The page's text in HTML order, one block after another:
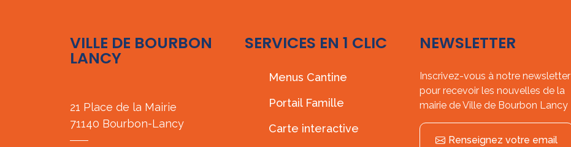
VILLE DE BOURBON
LANCY
21 Place de la Mairie
71140 Bourbon-Lancy
SERVICES EN 1 CLIC
Menus Cantine
Portail Famille
Carte interactive
NEWSLETTER
Inscrivez-vous à notre newsletter
pour recevoir les nouvelles de la
mairie de Ville de Bourbon Lancy
Renseignez votre email